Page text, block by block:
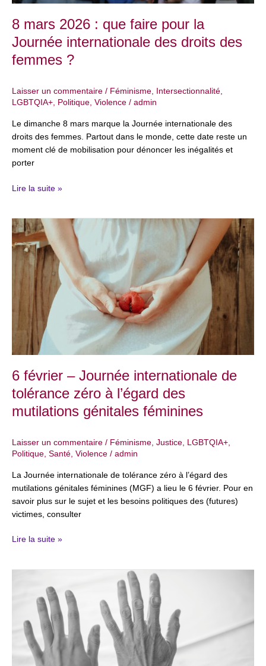
8 mars 2026 : que faire pour la
Journée internationale des droits des
femmes ?
Laisser un commentaire / Féminisme Intersectionnalité
LGBTQIA+ Politique Violence / admin
Le dimanche 8 mars marque la Journée internationale des
droits des femmes. Partout dans le monde, cette date reste un
moment clé de mobilisation pour dénoncer les inégalités et
porter
des
des
femmes
?
Lire la suite »
6 février – Journée internationale de
tolérance zéro à l’égard des
mutilations génitales féminines
Laisser un commentaire / Féminisme Justice LGBTQIA+
Politique Santé Violence / admin
La Journée internationale de tolérance zéro à l’égard des
mutilations génitales féminines (MGF) a lieu le 6 février. Pour en
savoir plus sur le sujet et les besoins politiques des (futures)
victimes, consulter
6
février
–
Journée
internationale
l’égard
des
génitales
féminines
Lire la suite »
discrimination
fondée